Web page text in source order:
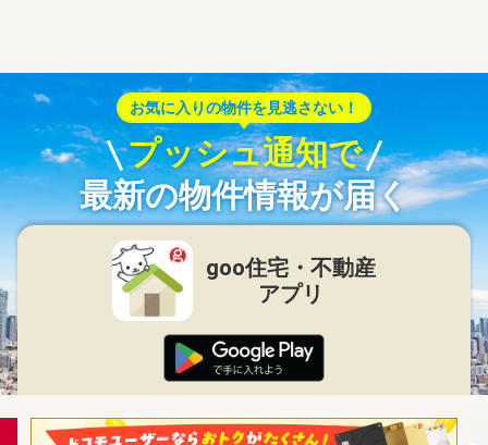
お気に入りの物件を見逃さない！
プッシュ通知で
最新の物件情報が届く
goo住宅・不動産
アプリ